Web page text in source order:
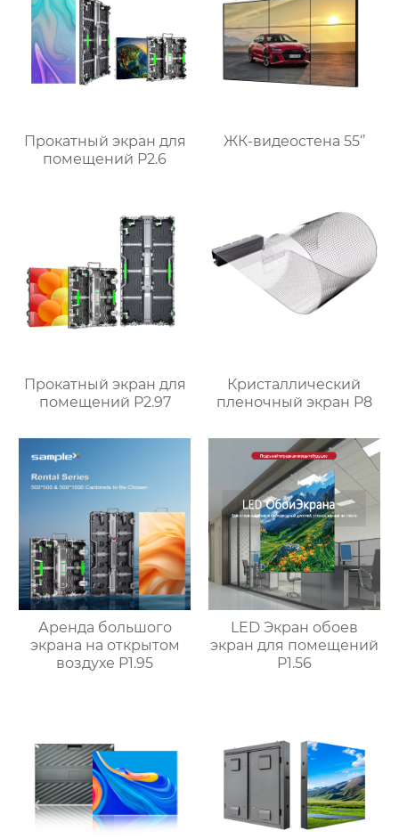
Прокатный экран для
помещений P2.6
ЖК-видеостена 55‘’
Прокатный экран для
помещений P2.97
Кристаллический
пленочный экран P8
Аренда большого
экрана на открытом
воздухе P1.95
LED Экран обоев
экран для помещений
P1.56